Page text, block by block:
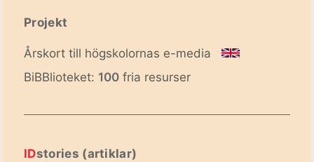
Projekt
Årskort till högskolornas e-media
BiBBlioteket: 100 fria resurser
IDstories (artiklar)